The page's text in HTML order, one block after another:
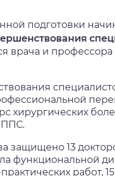
подготовки
врача и профессора
хирургических
ППС.
защищено 13
функциональной
работ,